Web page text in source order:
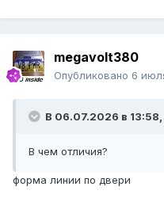
megavolt380
Опубликовано 6
В 06.07.2026 в 13:58,
В чем отличия?
форма линии по двери